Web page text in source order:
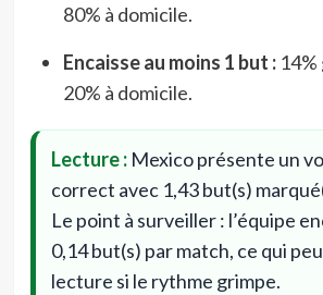
80% à domicile.
Encaisse au moins 1 but :14%
20% à domicile.
Lecture :Mexico présente un
correct avec 1,43 but(s)
Le point à surveiller : l’équipe
0,14 but(s) par match, ce qui
lecture si le rythme grimpe.